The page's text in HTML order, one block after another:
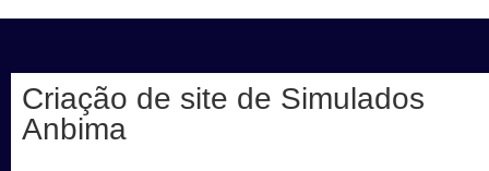
Criação de site de Simulados
Anbima